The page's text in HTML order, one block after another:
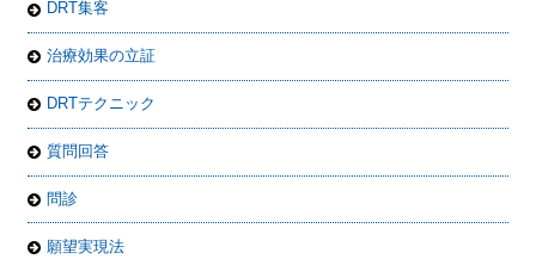
DRT集客
治療効果の立証
DRTテクニック
質問回答
問診
願望実現法